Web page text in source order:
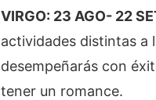
VIRGO: 23 AGO- 22
actividades distintas a
desempeñarás con
tener un romance.